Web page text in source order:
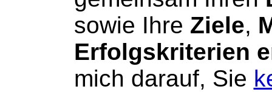
sowie Ihre Ziele,
Erfolgskriterien
mich darauf, Sie